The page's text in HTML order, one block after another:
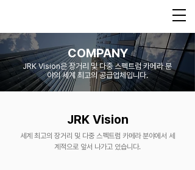
COMPANY
JRK Vision은 장거리 및 다중 스펙트럼 카메라 분
야의 세계 최고의 공급업체입니다.
JRK Vision
세계 최고의 장거리 및 다중 스펙트럼 카메라 분야에서 세
계적으로 앞서 나가고 있습니다.